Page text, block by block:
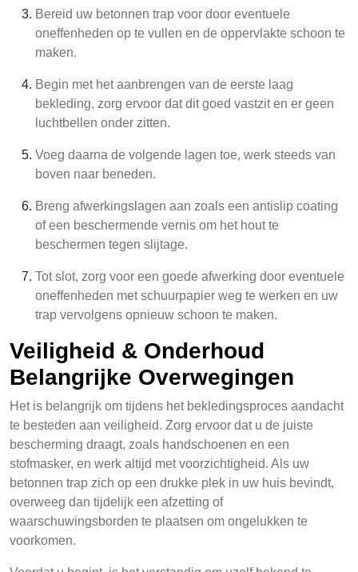
Bereid uw betonnen trap voor door eventuele
oneffenheden op te vullen en de oppervlakte schoon te
maken.
Begin met het aanbrengen van de eerste laag
bekleding, zorg ervoor dat dit goed vastzit en er geen
luchtbellen onder zitten.
Voeg daarna de volgende lagen toe, werk steeds van
boven naar beneden.
Breng afwerkingslagen aan zoals een antislip coating
of een beschermende vernis om het hout te
beschermen tegen slijtage.
Tot slot, zorg voor een goede afwerking door eventuele
oneffenheden met schuurpapier weg te werken en uw
trap vervolgens opnieuw schoon te maken.
Veiligheid & Onderhoud
Belangrijke Overwegingen
Het is belangrijk om tijdens het bekledingsproces aandacht
te besteden aan veiligheid. Zorg ervoor dat u de juiste
bescherming draagt, zoals handschoenen en een
stofmasker, en werk altijd met voorzichtigheid. Als uw
betonnen trap zich op een drukke plek in uw huis bevindt,
overweeg dan tijdelijk een afzetting of
waarschuwingsborden te plaatsen om ongelukken te
voorkomen.